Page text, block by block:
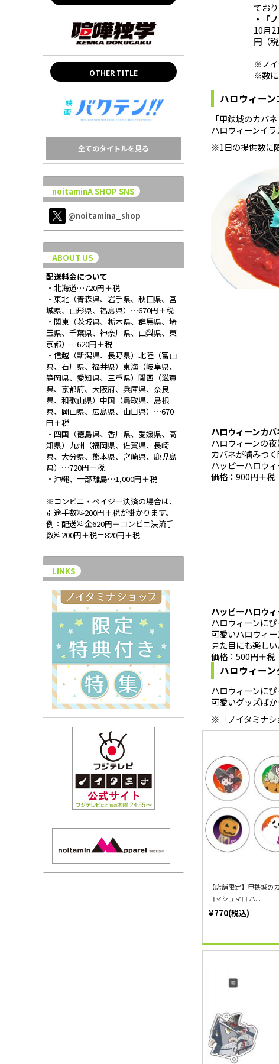
OTHER TITLE
全てのタイトルを見る
noitaminA SHOP SNS
@noitamina_shop
ABOUT US
配送料金について
・北海道…720円＋税
・東北（青森県、岩手県、秋田県、宮
城県、山形県、福島県）…670円＋税
・関東（茨城県、栃木県、群馬県、埼
玉県、千葉県、神奈川県、山梨県、東
京都）…620円＋税
・信越（新潟県、長野県）北陸（富山
県、石川県、福井県）東海（岐阜県、
静岡県、愛知県、三重県）関西（滋賀
県、京都府、大阪府、兵庫県、奈良
県、和歌山県）中国（鳥取県、島根
県、岡山県、広島県、山口県）…670
円＋税
・四国（徳島県、香川県、愛媛県、高
知県）九州（福岡県、佐賀県、長崎
県、大分県、熊本県、宮崎県、鹿児島
県）…720円＋税
・沖縄、一部離島…1,000円＋税
※コンビニ・ペイジー決済の場合は、
別途手数料200円＋税が掛かります。
例：配送料金620円＋コンビニ決済手
数料200円＋税＝820円＋税
LINKS
ており
・「
10月
円（
※ノイ
※数に
ハロウィーン
「甲鉄城のカバ
ハロウィーンイ
※1日の提供数に
ハロウィーンカ
ハロウィーンの
カバネが噛みつ
ハッピーハロウ
価格：900円＋税
ハッピーハロウ
ハロウィーンに
可愛いハロウィ
見た目にも楽し
価格：500円＋税
ハロウィーン
ハロウィーンに
可愛いグッズば
※「ノイタミナシ
【店舗限定】甲鉄城の
コマシュマロ ハ...
¥770(税込)